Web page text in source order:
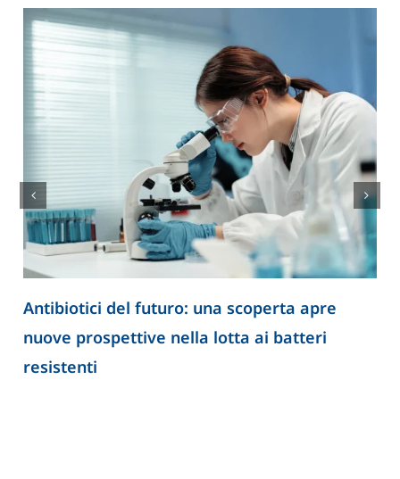
Antibiotici del futuro: una scoperta apre
nuove prospettive nella lotta ai batteri
resistenti